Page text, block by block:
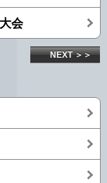
会
NEXT ＞＞